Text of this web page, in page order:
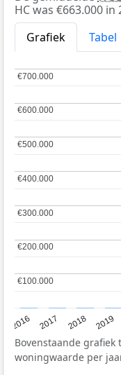
HC was €663.000 in
Grafiek
Tabel
2016 2017 2018 2019
€100.000
€100.000
€200.000
€200.000
€300.000
€300.000
€400.000
€400.000
€500.000
€500.000
€600.000
€600.000
€700.000
€700.000
Bovenstaande
woningwaarde per